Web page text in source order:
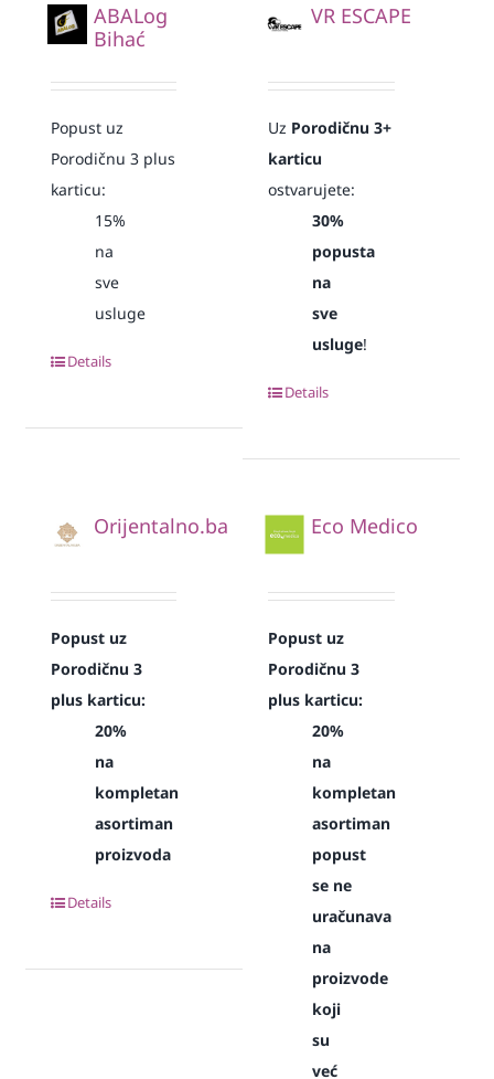
ABALog
Bihać
Popust uz
Porodičnu 3 plus
karticu:
15%
na
sve
usluge
Details
VR ESCAPE
Uz Porodičnu 3+
karticu
ostvarujete:
30%
popusta
na
sve
usluge!
Details
Orijentalno.ba
Popust uz
Porodičnu 3
plus karticu:
20%
na
kompletan
asortiman
proizvoda
Details
Eco Medico
Popust uz
Porodičnu 3
plus karticu:
20%
na
kompletan
asortiman
popust
se ne
uračunava
na
proizvode
koji
su
već